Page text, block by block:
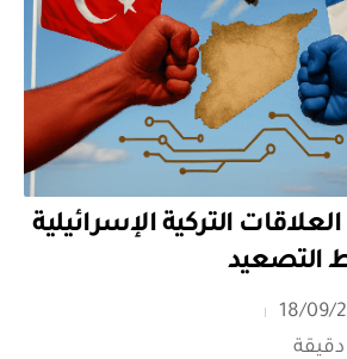
التركية الإسرائيلية
التصعيد
18/